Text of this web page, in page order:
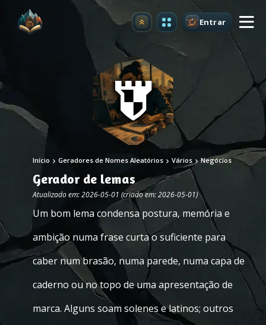
Atualizar Entrar
Início Geradores de Nomes Aleatórios Vários Negócios
Gerador de lemas
Atualizado em: 2026-05-01 (criado em: 2026-05-01)
Um bom lema condensa postura, memória e
ambição numa frase curta o suficiente para
caber num brasão, numa parede, numa capa de
caderno ou no topo de uma apresentação de
marca. Alguns soam solenes e latinos; outros